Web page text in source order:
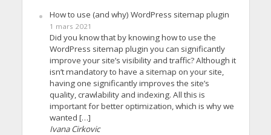
How to use (and why) WordPress sitemap plugin
1 mars 2021
Did you know that by knowing how to use the
WordPress sitemap plugin you can significantly
improve your site’s visibility and traffic? Although it
isn’t mandatory to have a sitemap on your site,
having one significantly improves the site’s
quality, crawlability and indexing. All this is
important for better optimization, which is why we
wanted […]
Ivana Cirkovic